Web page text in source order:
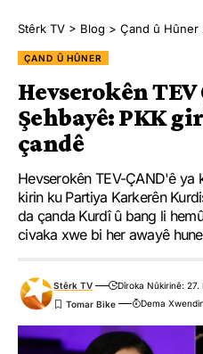
Stêrk TV > Blog > Çand û Hûner
ÇAND Û HÛNER
Hevserokên
Şehbayê: PKK
çandê
Hevserokên TEV-ÇAND'ê ya
kirin ku Partiya Karkerên
da çanda Kurdî û bang li
civaka xwe bi her awayê
Stêrk TV
Dîroka Nûkirinê: 27.
Dema